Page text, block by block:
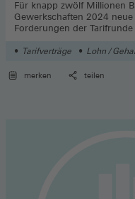
Für knapp zwölf Millionen
Gewerkschaften 2024
Forderungen der
Tarifverträge Lohn /
merken teilen